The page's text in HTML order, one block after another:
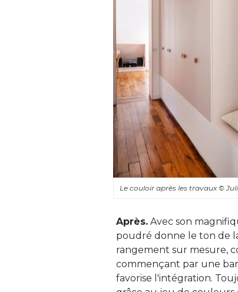
Le couloir après les travaux©
Après. Avec son
poudré donne le ton de
rangement sur mesure,
commençant par une
favorise l'intégration.